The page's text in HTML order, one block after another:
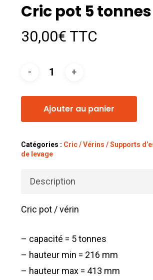
Cric pot 5 tonnes
30,00€ TTC
Ajouter au panier
Catégories : Cric / Vérins / Supports
de levage
Description
Cric pot / vérin
– capacité = 5 tonnes
– hauteur min = 216 mm
– hauteur max = 413 mm